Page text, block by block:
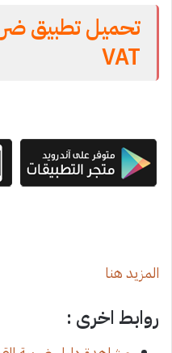
تحميل تطبيق
VAT
المزيد هنا
روابط اخرى :